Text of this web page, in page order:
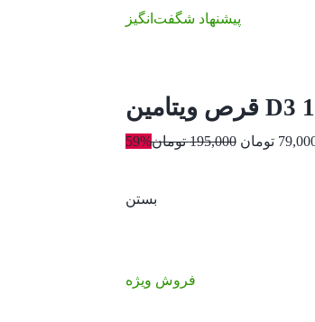
پیشنهاد شگفت‌انگیز
59% 195,000 تومان
بستن
فروش ویژه